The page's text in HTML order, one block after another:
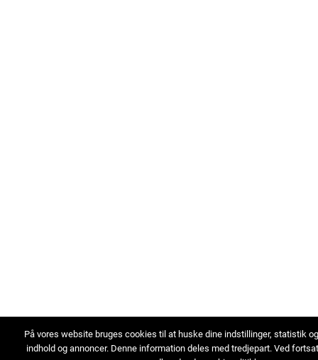
På vores website bruges cookies til at huske dine indstillinger, statistik
indhold og annoncer. Denne information deles med tredjepart. Ved